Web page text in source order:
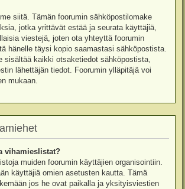
siitä. Tämän foorumin sähköpostilomake
jotka yrittävät estää ja seurata käyttäjiä,
viestejä, joten ota yhteyttä foorumin
hänelle täysi kopio saamastasi sähköpostista.
sisältää kaikki otsaketiedot sähköpostista,
lähettäjän tiedot. Foorumin ylläpitäjä voi
mukaan.
vihamieslistat?
muiden foorumin käyttäjien organisointiin.
käyttäjiä omien asetusten kautta. Tämä
jos he ovat paikalla ja yksityisviestien